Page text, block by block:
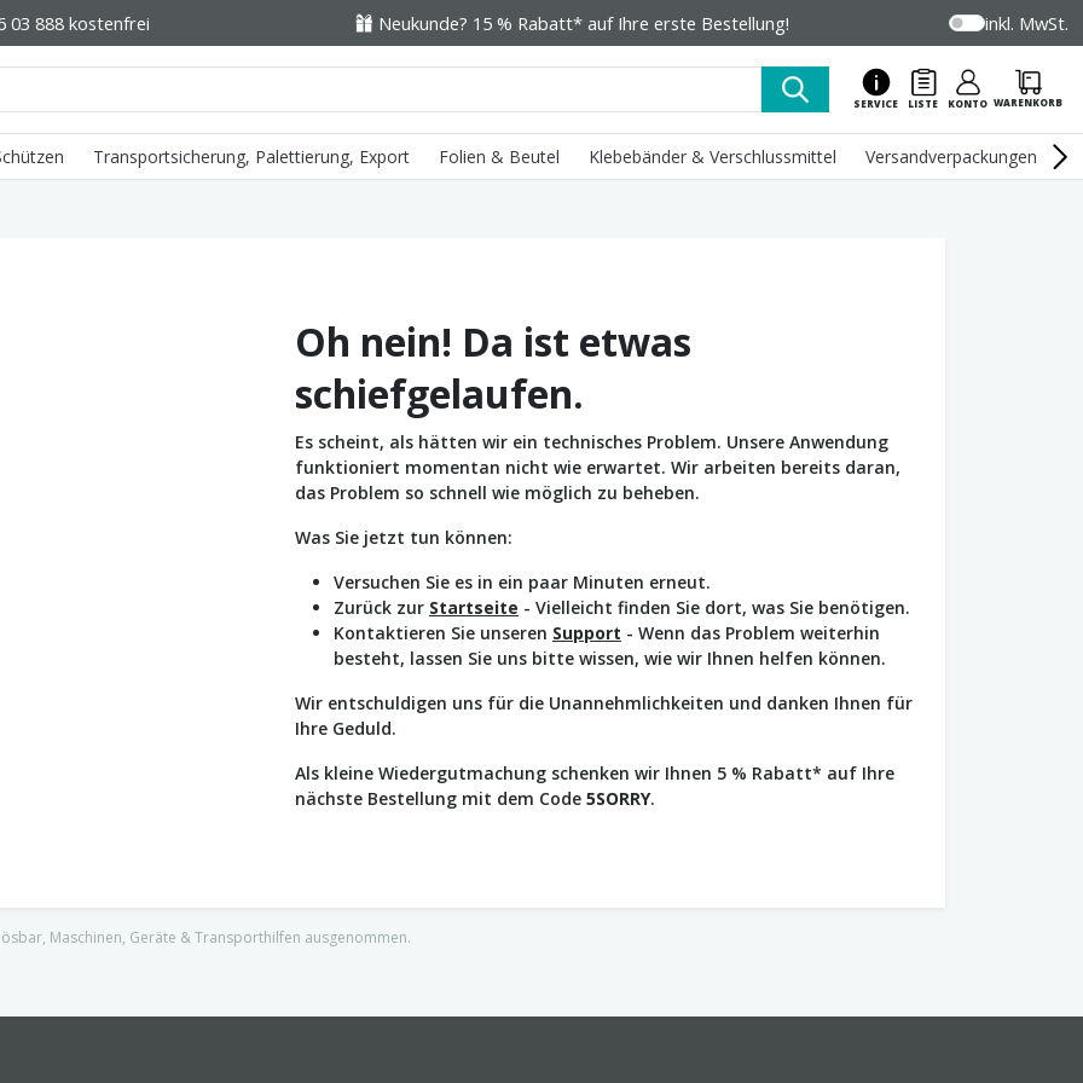
03 888 kostenfrei Neukunde? 15 % Rabatt* auf Ihre erste Bestellung! inkl. MwSt.
SERVICE LISTE KONTO WARENKORB
Transportsicherung, Palettierung, Export Folien & Beutel Klebebänder & Verschlussmittel Versandverpackungen
Oh nein! Da ist etwas
schiefgelaufen.
Es scheint, als hätten wir ein technisches Problem. Unsere Anwendung
funktioniert momentan nicht wie erwartet. Wir arbeiten bereits daran,
das Problem so schnell wie möglich zu beheben.
Was Sie jetzt tun können:
Versuchen Sie es in ein paar Minuten erneut.
Zurück zur Startseite - Vielleicht finden Sie dort, was Sie benötigen.
Kontaktieren Sie unseren Support - Wenn das Problem weiterhin
besteht, lassen Sie uns bitte wissen, wie wir Ihnen helfen können.
Wir entschuldigen uns für die Unannehmlichkeiten und danken Ihnen für
Ihre Geduld.
Als kleine Wiedergutmachung schenken wir Ihnen 5 % Rabatt* auf Ihre
nächste Bestellung mit dem Code 5SORRY.
Maschinen, Geräte & Transporthilfen ausgenommen.